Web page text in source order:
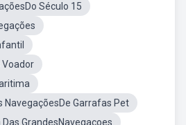
Século 15
Voador
NavegaçõesDe Garrafas Pet
GrandesNavegaçoes